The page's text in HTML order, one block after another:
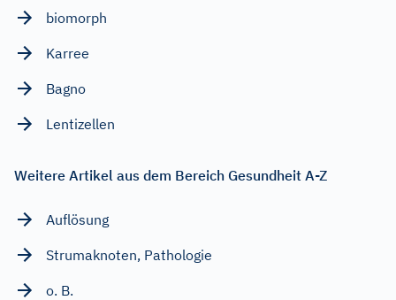
biomorph
Karree
Bagno
Lentizellen
Weitere Artikel aus dem Bereich Gesundheit A-Z
Auflösung
Strumaknoten, Pathologie
o. B.